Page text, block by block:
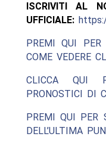
ISCRIVITI AL
UFFICIALE:
PREMI QUI PER
COME VEDERE
CLICCA QUI
PRONOSTICI DI
PREMI QUI PER
DELL’ULTIMA